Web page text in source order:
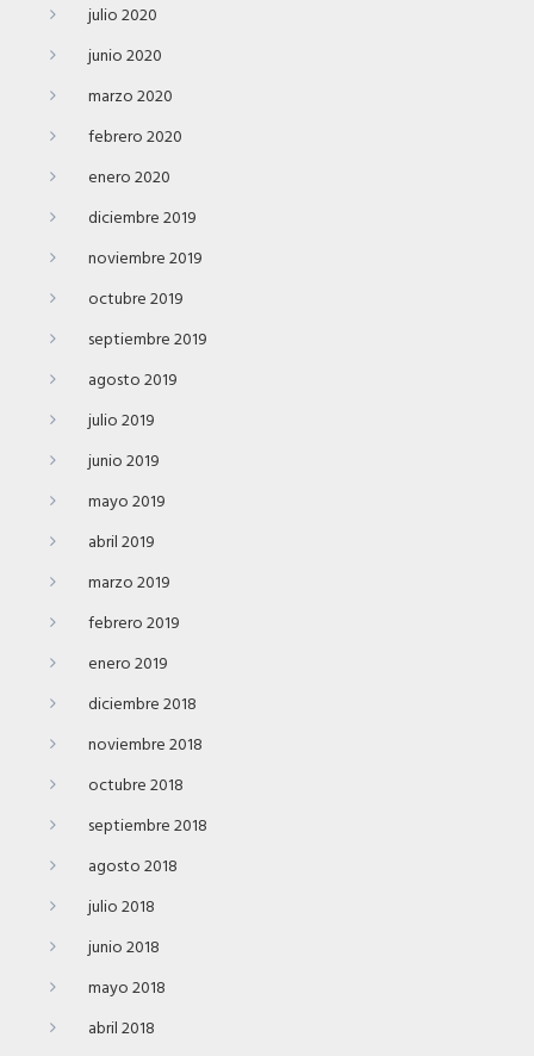
julio 2020
junio 2020
marzo 2020
febrero 2020
enero 2020
diciembre 2019
noviembre 2019
octubre 2019
septiembre 2019
agosto 2019
julio 2019
junio 2019
mayo 2019
abril 2019
marzo 2019
febrero 2019
enero 2019
diciembre 2018
noviembre 2018
octubre 2018
septiembre 2018
agosto 2018
julio 2018
junio 2018
mayo 2018
abril 2018